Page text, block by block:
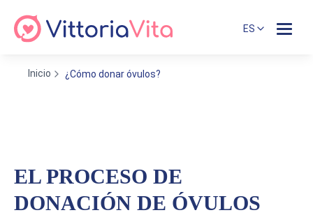
ES
Inicio ¿Cómo donar óvulos?
EL PROCESO DE
DONACIÓN DE ÓVULOS